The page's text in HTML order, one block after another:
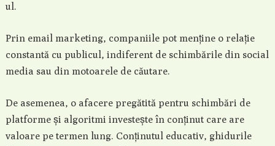
ul.
Prin email marketing, companiile pot menține o relație
constantă cu publicul, indiferent de schimbările din social
media sau din motoarele de căutare.
De asemenea, o afacere pregătită pentru schimbări de
platforme și algoritmi investește în conținut care are
valoare pe termen lung. Conținutul educativ, ghidurile